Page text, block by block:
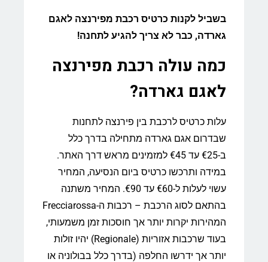
בשביל לקנות כרטיס רכבת מפירנצה לאגם
גארדה, כבר לא צריך להגיע לתחנה!
כמה עולה רכבת מפירנצה
לאגם גארדה?
עלות כרטיס לרכבת בין פירנצה לתחנות
שבדרום אגם גארדה מתחילה בדרך כלל
ב-€25 עד €45 למזמינים מראש דרך האתר.
במידה ותרכשו כרטיס ביום הנסיעה, המחיר
עשוי לעלות ל-€60 עד €90. המחיר משתנה
בהתאם לסוג הרכבת – רכבות ה-Frecciarossa
המהירות יקרות יותר אך חוסכות זמן משמעותי,
בעוד שרכבות אזוריות (Regionale) יהיו זולות
יותר אך ידרשו החלפה (בדרך כלל בבולוניה או